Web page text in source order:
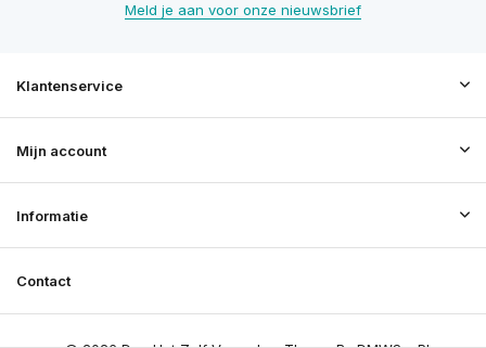
Meld je aan voor onze nieuwsbrief
Klantenservice
Mijn account
Informatie
Contact